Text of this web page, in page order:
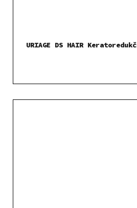
URIAGE DS HAIR